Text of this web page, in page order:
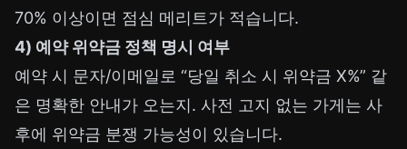
70% 이상이면 점심 메리트가 적습니다.
4) 예약 위약금 정책 명시 여부
예약 시 문자/이메일로 “당일 취소 시 위약금 X%” 같
은 명확한 안내가 오는지. 사전 고지 없는 가게는 사
후에 위약금 분쟁 가능성이 있습니다.